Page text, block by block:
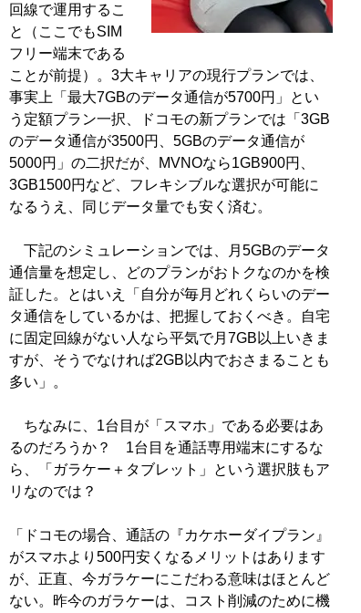
回線で運用するこ
と（ここでもSIM
フリー端末である
ことが前提）。3大キャリアの現行プランでは、
事実上「最大7GBのデータ通信が5700円」とい
う定額プラン一択、ドコモの新プランでは「3GB
のデータ通信が3500円、5GBのデータ通信が
5000円」の二択だが、MVNOなら1GB900円、
3GB1500円など、フレキシブルな選択が可能に
なるうえ、同じデータ量でも安く済む。
下記のシミュレーションでは、月5GBのデータ
通信量を想定し、どのプランがおトクなのかを検
証した。とはいえ「自分が毎月どれくらいのデー
タ通信をしているかは、把握しておくべき。自宅
に固定回線がない人なら平気で月7GB以上いきま
すが、そうでなければ2GB以内でおさまることも
多い」。
ちなみに、1台目が「スマホ」である必要はあ
るのだろうか？ 1台目を通話専用端末にするな
ら、「ガラケー＋タブレット」という選択肢もア
リなのでは？
「ドコモの場合、通話の『カケホーダイプラン』
がスマホより500円安くなるメリットはあります
が、正直、今ガラケーにこだわる意味はほとんど
ない。昨今のガラケーは、コスト削減のために機